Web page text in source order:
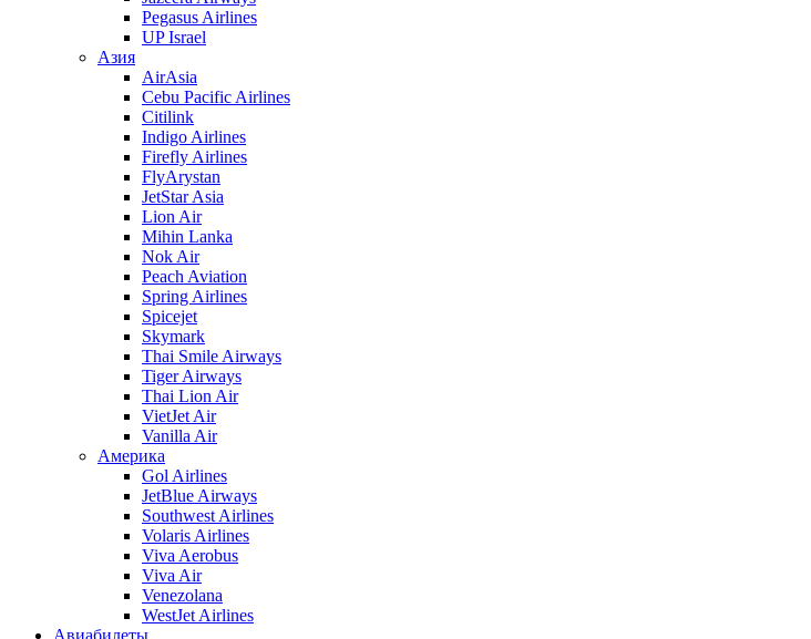
Pegasus Airlines
UP Israel
Азия
AirAsia
Cebu Pacific Airlines
Citilink
Indigo Airlines
Firefly Airlines
FlyArystan
JetStar Asia
Lion Air
Mihin Lanka
Nok Air
Peach Aviation
Spring Airlines
Spicejet
Skymark
Thai Smile Airways
Tiger Airways
Thai Lion Air
VietJet Air
Vanilla Air
Америка
Gol Airlines
JetBlue Airways
Southwest Airlines
Volaris Airlines
Viva Aerobus
Viva Air
Venezolana
WestJet Airlines
Авиабилеты